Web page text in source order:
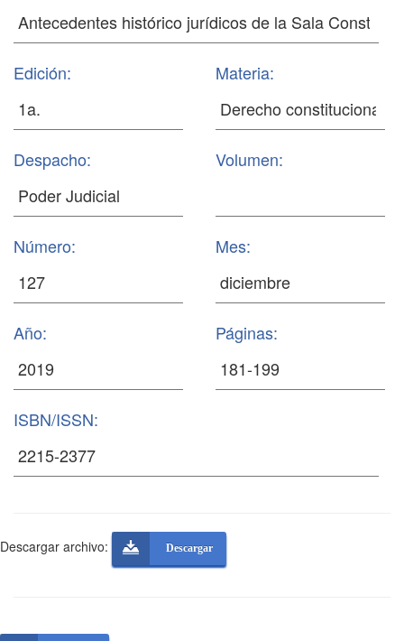
Edición: Materia:
Despacho: Volumen:
Número: Mes:
Año: Páginas:
ISBN/ISSN:
Descargar archivo: Descargar